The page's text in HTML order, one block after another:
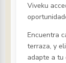
Viveku
Encuentra
terraza, y
adapte a tu